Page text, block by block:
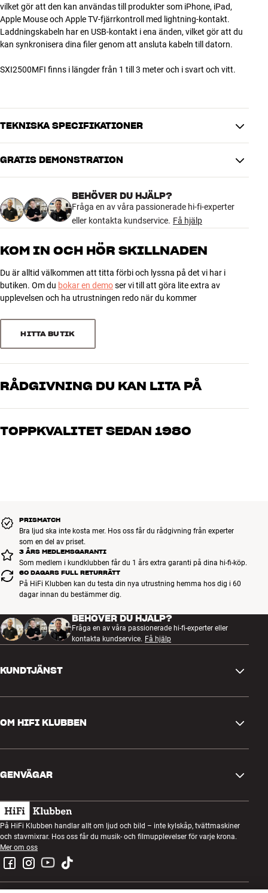
vilket gör att den kan användas till produkter som iPhone, iPad,
Apple Mouse och Apple TV-fjärrkontroll med lightning-kontakt.
Laddningskabeln har en USB-kontakt i ena änden, vilket gör att du
kan synkronisera dina filer genom att ansluta kabeln till datorn.
SXI2500MFI finns i längder från 1 till 3 meter och i svart och vitt.
TEKNISKA SPECIFIKATIONER
PRODUKTINFORMATION
DIMENSIONER OCH DESIGN
Färg
Svart
Vikt (kg)
0,07
Vikt emballage (kg)
0,07
Mått (förpackning)
8 x 3 x 22 cm (bredd x höjd x
djup)
Kompatibel med iPhone, iPad, Apple Mouse, Apple TV-remote med
GRATIS DEMONSTRATION
BEHÖVER DU HJÄLP?
Fråga en av våra passionerade hi-fi-experter
eller kontakta kundservice. Få hjälp
KOM IN OCH HÖR SKILLNADEN
Du är alltid välkommen att titta förbi och lyssna på det vi har i
butiken. Om du bokar en demoser vi till att göra lite extra av
upplevelsen och ha utrustningen redo när du kommer
HITTA BUTIK
RÅDGIVNING DU KAN LITA PÅ
Våra medarbetare är riktiga entusiaster som kan produkterna och
vad du drömmer om, så hjälper vi dig att hitta den lösning som
TOPPKVALITET SEDAN 1980
PRISMATCH
Bra ljud ska inte kosta mer. Hos oss får du rådgivning från experter
som en del av priset.
3 ÅRS MEDLEMSGARANTI
Som medlem i kundklubben får du 1 års extra garanti på dina hi-fi-köp.
60 DAGARS FULL RETURRÄTT
På HiFi Klubben kan du testa din nya utrustning hemma hos dig i 60
dagar innan du bestämmer dig.
BEHÖVER DU HJÄLP?
Fråga en av våra passionerade hi-fi-experter eller
kontakta kundservice. Få hjälp
KUNDTJÄNST
Retur och reklamation
Ångra beställning
Köpvillkor
Integritetspolicy
OM HIFI KLUBBEN
Kundklubb
Lyssnarkväll
Tävlingar
Jobb i HiFi Klubben
GENVÄGAR
Presentkort
Bygg med ljud
Montering och installation
På HiFi Klubben handlar allt om ljud och bild – inte kylskåp, tvättmaskiner
och stavmixrar. Hos oss får du musik- och filmupplevelser för varje krona.
Mer om oss